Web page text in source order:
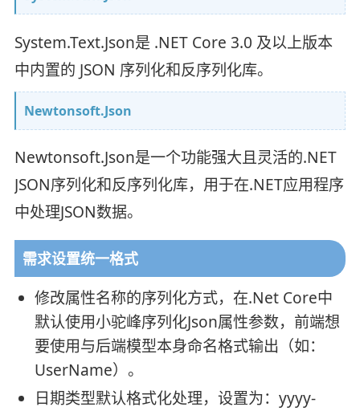
System.Text.Json是 .NET Core 3.0 及以上版本
中内置的 JSON 序列化和反序列化库。
Newtonsoft.Json
Newtonsoft.Json是一个功能强大且灵活的.NET
JSON序列化和反序列化库，用于在.NET应用程序
中处理JSON数据。
需求设置统一格式
修改属性名称的序列化方式，在.Net Core中
默认使用小驼峰序列化Json属性参数，前端想
要使用与后端模型本身命名格式输出（如：
UserName）。
日期类型默认格式化处理，设置为：yyyy-